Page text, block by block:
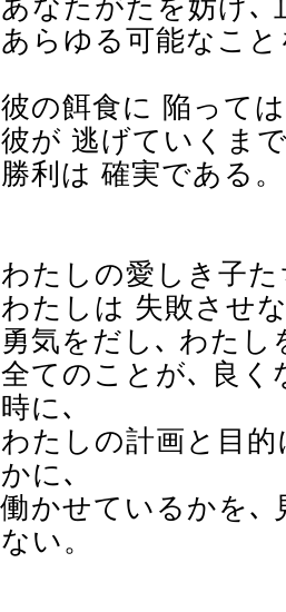
あなたがたを妨げ､
あらゆる可能なこ
彼の餌食に 陥って
彼が 逃げていくま
勝利は 確実である。
わたしの愛しき子た
わたしは 失敗させ
勇気をだし､ わたし
全てのことが､ 良く
時に､
わたしの計画と目
かに､
働かせているかを､
ない。